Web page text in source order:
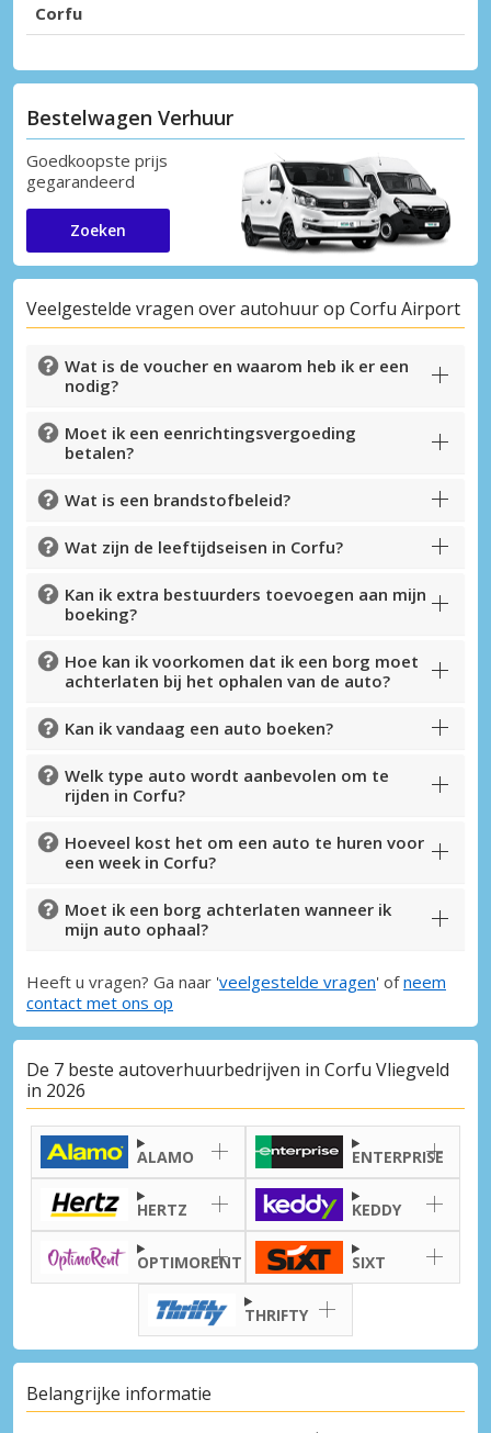
Krijg toegang tot exclusieve
Corfu
Bestelwagen Verhuur
Goedkoopste prijs
gegarandeerd
Zoeken
Veelgestelde vragen over autohuur op Corfu Airport
Wat is de voucher en waarom heb ik er een
nodig?
Moet ik een eenrichtingsvergoeding
betalen?
Wat is een brandstofbeleid?
Wat zijn de leeftijdseisen in Corfu?
Kan ik extra bestuurders toevoegen aan mijn
boeking?
Hoe kan ik voorkomen dat ik een borg moet
achterlaten bij het ophalen van de auto?
Kan ik vandaag een auto boeken?
Welk type auto wordt aanbevolen om te
rijden in Corfu?
Hoeveel kost het om een auto te huren voor
een week in Corfu?
Moet ik een borg achterlaten wanneer ik
mijn auto ophaal?
Heeft u vragen? Ga naar 'veelgestelde vragen' ofneem
contact met ons op
De 7 beste autoverhuurbedrijven in Corfu Vliegveld
in 2026
ALAMO ENTERPRISE
HERTZ KEDDY
OPTIMORENT SIXT
THRIFTY
Belangrijke informatie